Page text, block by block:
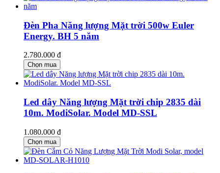
Đèn Pha Năng lượng Mặt trời 500w Euler
Energy. BH 5 năm
2.780.000 đ
Chọn mua
Led dây Năng lượng Mặt trời chip 2835 dài
10m. ModiSolar. Model MD-SSL
1.080.000 đ
Chọn mua